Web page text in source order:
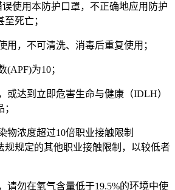
使用本防护口罩，不正确地应用防护
死亡；
用，不可清洗、消毒后重复使用；
(APF)为10；
或达到立即危害生命与健康（IDLH）
物浓度超过10倍职业接触限制
规规定的其他职业接触限制，以较低者
请勿在氧气含量低于19.5%的环境中使